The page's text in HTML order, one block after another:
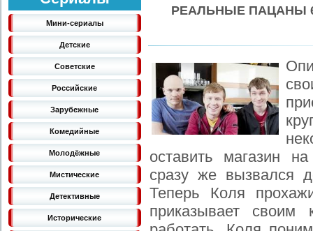
Мини-сериалы
Детские
Советские
Российские
Зарубежные
Комедийные
Молодёжные
Мистические
Детективные
Исторические
РЕАЛЬНЫЕ ПАЦАНЫ
оставить магазин
сразу же вызвался
Теперь Коля
приказывает своим